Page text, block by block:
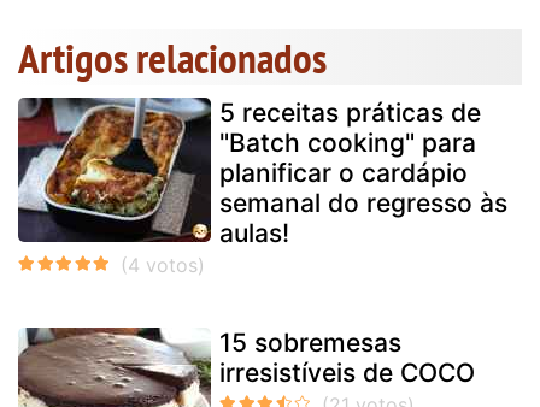
Artigos relacionados
5 receitas práticas de
"Batch cooking" para
planificar o cardápio
semanal do regresso às
aulas!
15 sobremesas
irresistíveis de COCO